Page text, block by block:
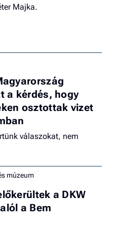
Majka.
a kérdés, hogy
osztottak vizet
válaszokat, nem
múzeum
a DKW
a Bem